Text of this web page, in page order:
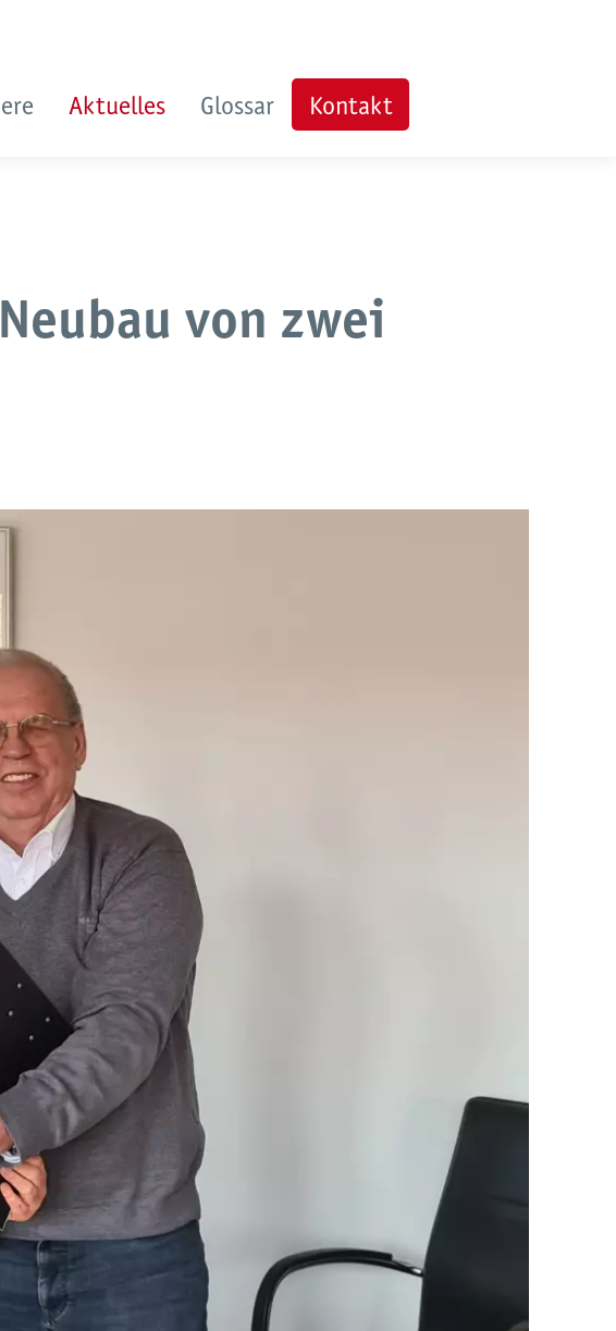
Aktuelles Glossar Kontakt
von zwei